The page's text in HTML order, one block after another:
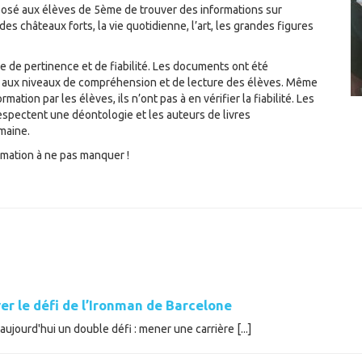
aux élèves de 5ème de trouver des informations sur
châteaux forts, la vie quotidienne, l’art, les grandes figures
de pertinence et de fiabilité. Les documents ont été
niveaux de compréhension et de lecture des élèves. Même
par les élèves, ils n’ont pas à en vérifier la fiabilité. Les
une déontologie et les auteurs de livres
à ne pas manquer !
le défi de l’Ironman de Barcelone
un double défi : mener une carrière [...]